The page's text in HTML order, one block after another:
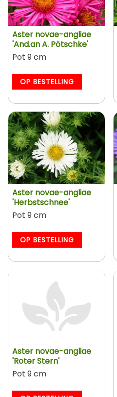
Aster novae-angliae
'And.an A. Pötschke'
Pot 9 cm
OP BESTELLING
Aster novae-angliae
'Herbstschnee'
Pot 9 cm
OP BESTELLING
Aster novae-angliae
'Roter Stern'
Pot 9 cm